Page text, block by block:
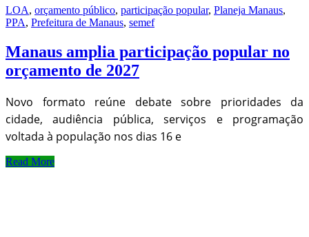
LOA, orçamento público, participação popular, Planeja Manaus,
PPA, Prefeitura de Manaus, semef
Manaus amplia participação popular no
orçamento de 2027
Novo formato reúne debate sobre prioridades da
cidade, audiência pública, serviços e programação
voltada à população nos dias 16 e
Read More